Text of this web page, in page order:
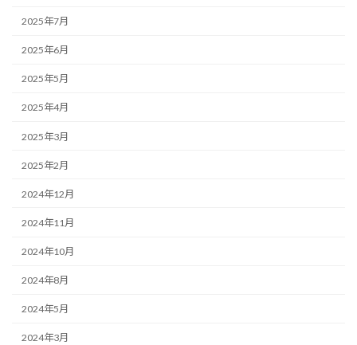
2025年7月
2025年6月
2025年5月
2025年4月
2025年3月
2025年2月
2024年12月
2024年11月
2024年10月
2024年8月
2024年5月
2024年3月